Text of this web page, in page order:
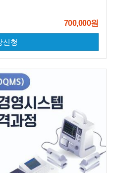
700,000원
신청